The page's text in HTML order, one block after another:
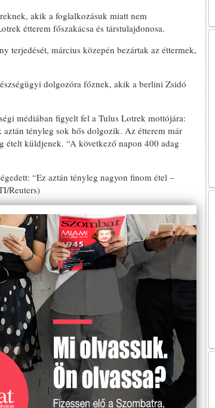
akik a foglalkozásuk miatt nem
étterem főszakácsa és társtulajdonosa.
terjedését, március közepén bezártak az éttermek,
dolgozóra főznek, akik a berlini Zsidó
médiában figyelt fel a Tulus Lotrek mottójára:
tényleg sok hős dolgozik. Az étterem már
ételt küldjenek. “A következő napon 400 adag
“Ez aztán tényleg nagyon finom étel –
Reuters)